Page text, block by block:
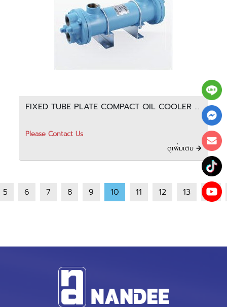
FIXED TUBE PLATE COMPACT OIL COOLER -
Please Contact Us
ดูเพิ่มเติม
5 6 7 8 9 10 11 12 13 14